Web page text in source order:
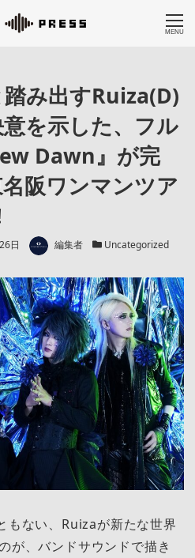
MENU
み出すRuiza(D)
を示した、フル
Dawn』が完
阪ワンマンツア
日 著者 編集者 カテゴリー
Uncategorized
ない、Ruizaが新たな世界
が、バンドサウンドで描き